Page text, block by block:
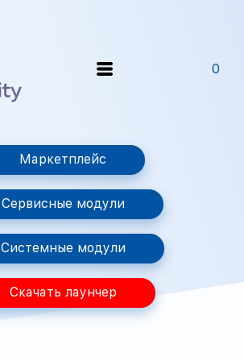
0
Маркетплейс
Сервисные модули
Системные модули
Скачать лаунчер